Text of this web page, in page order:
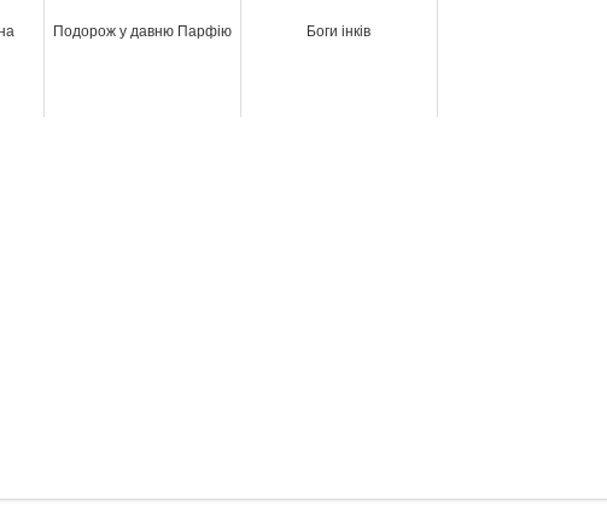
Подорож у давню Парфію Боги інків